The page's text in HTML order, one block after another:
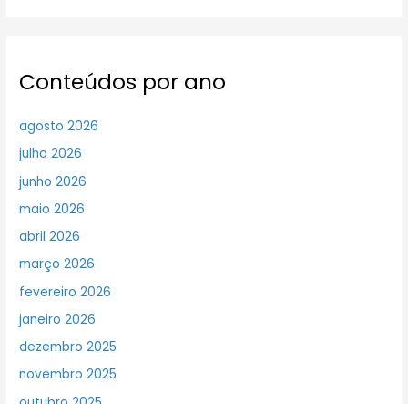
Conteúdos por ano
agosto 2026
julho 2026
junho 2026
maio 2026
abril 2026
março 2026
fevereiro 2026
janeiro 2026
dezembro 2025
novembro 2025